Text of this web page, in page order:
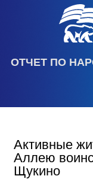
ОТЧЕТ ПО
Активные
Аллею
Щукино